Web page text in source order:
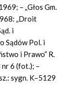
– „Głos Gm.
„Droit
i
Sądów Pol. i
i Prawo” R.
nr 6 (fot.); –
sygn. K–5129